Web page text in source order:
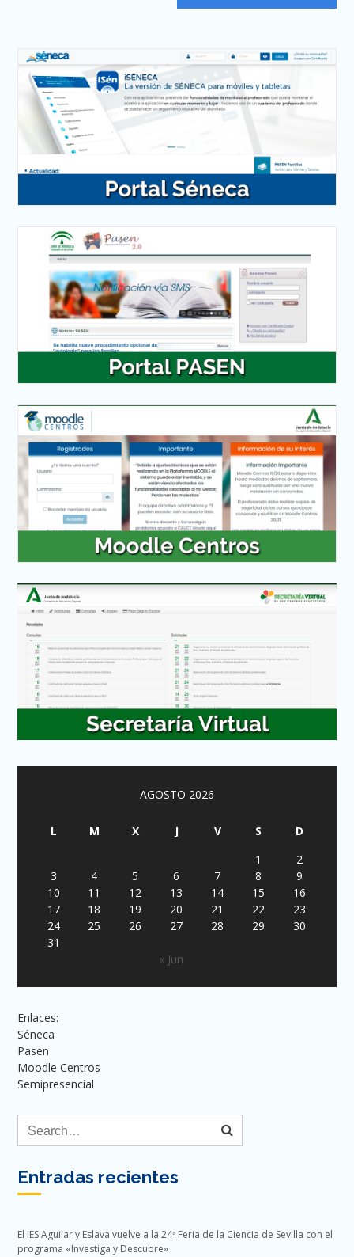
AGOSTO 2026
L M X J V S
D
1
2
3
4 5 6 7 8
9
10
11 12 13 14 15
16
17
18 19 20 21 22
23
24
25 26 27 28 29
30
31
« Jun
Enlaces:
Séneca
Pasen
Moodle Centros
Semipresencial
Entradas recientes
El IES Aguilar y Eslava vuelve a la 24ª Feria de la Ciencia de Sevilla con el
programa «Investiga y Descubre»